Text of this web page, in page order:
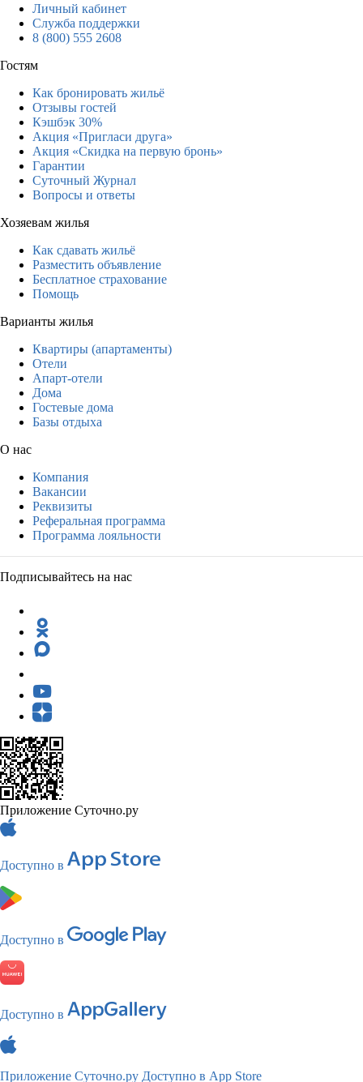
Личный кабинет
Служба поддержки
8 (800) 555 2608
Гостям
Как бронировать жильё
Отзывы гостей
Кэшбэк 30%
Акция «Пригласи друга»
Акция «Скидка на первую бронь»
Гарантии
Суточный Журнал
Вопросы и ответы
Хозяевам жилья
Как сдавать жильё
Разместить объявление
Бесплатное страхование
Помощь
Варианты жилья
Квартиры (апартаменты)
Отели
Апарт-отели
Дома
Гостевые дома
Базы отдыха
О нас
Компания
Вакансии
Реквизиты
Реферальная программа
Программа лояльности
Подписывайтесь на нас
Приложение Суточно.ру
Доступно в
Доступно в
Доступно в
Приложение Суточно.ру Доступно в App Store